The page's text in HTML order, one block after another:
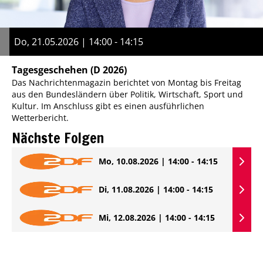
Do, 21.05.2026 | 14:00 - 14:15
Tagesgeschehen (D 2026)
Das Nachrichtenmagazin berichtet von Montag bis Freitag
aus den Bundesländern über Politik, Wirtschaft, Sport und
Kultur. Im Anschluss gibt es einen ausführlichen
Wetterbericht.
Nächste Folgen
Mo, 10.08.2026 | 14:00 - 14:15
Di, 11.08.2026 | 14:00 - 14:15
Mi, 12.08.2026 | 14:00 - 14:15